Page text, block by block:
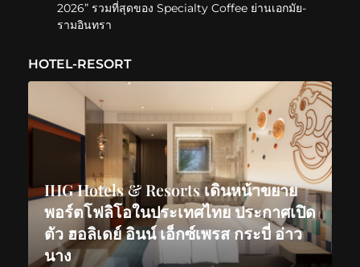
2026” รวมที่สุดของ Specialty Coffee ย่านเอกมัย-
รามอินทรา
HOTEL-RESORT
IHG Hotels & Resorts เดินหน้าขยาย
พอร์ตโฟลิโอในประเทศไทย ประกาศเปิด
ตัว ฮอลิเดย์ อินน์ เอ็กซ์เพรส กระบี่ อ่าว
นาง